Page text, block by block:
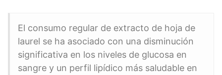
El consumo regular de extracto de hoja de
laurel se ha asociado con una disminución
significativa en los niveles de glucosa en
sangre y un perfil lipídico más saludable en